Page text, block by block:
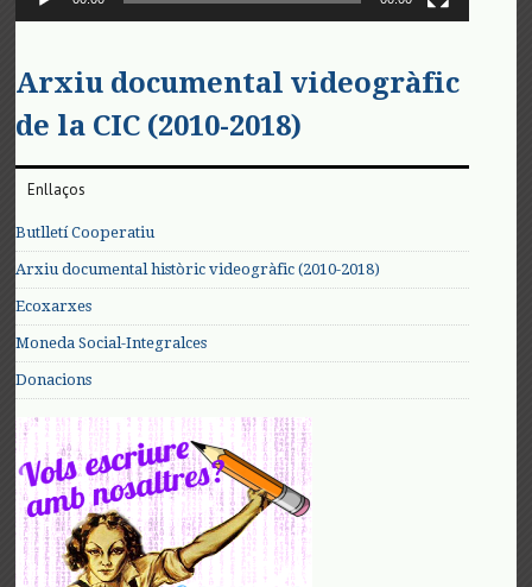
Arxiu documental videogràfic
de la CIC (2010-2018)
Enllaços
Butlletí Cooperatiu
Arxiu documental històric videogràfic (2010-2018)
Ecoxarxes
Moneda Social-Integralces
Donacions